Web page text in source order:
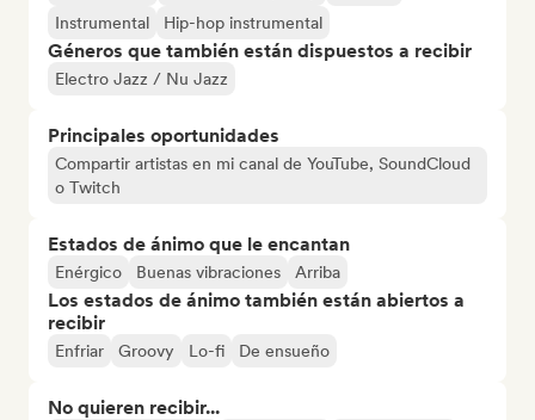
Instrumental
Hip-hop instrumental
Géneros que también están dispuestos a recibir
Electro Jazz / Nu Jazz
Principales oportunidades
Compartir artistas en mi canal de YouTube, SoundCloud
o Twitch
Estados de ánimo que le encantan
Enérgico Buenas vibraciones Arriba
Los estados de ánimo también están abiertos a
recibir
Enfriar Groovy Lo-fi De ensueño
No quieren recibir...